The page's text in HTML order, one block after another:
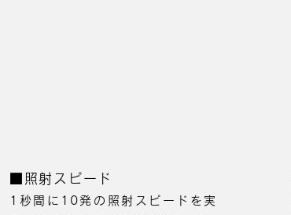
■照射スピード
1秒間に10発の照射スピードを実